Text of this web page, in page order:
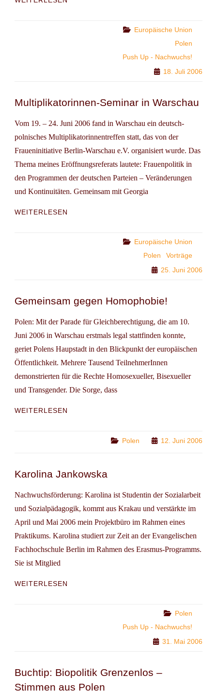
Categories
Europäische Union
Polen
Push Up - Nachwuchs!
18. Juli 2006
Multiplikatorinnen-Seminar in Warschau
Vom 19. – 24. Juni 2006 fand in Warschau ein deutsch-
polnisches Multiplikatorinnentreffen statt, das von der
Fraueninitiative Berlin-Warschau e.V. organisiert wurde. Das
Thema meines Eröffnungsreferats lautete: Frauenpolitik in
den Programmen der deutschen Parteien – Veränderungen
und Kontinuitäten. Gemeinsam mit Georgia
WEITERLESEN
Categories
Europäische Union
Polen
Vorträge
25. Juni 2006
Gemeinsam gegen Homophobie!
Polen: Mit der Parade für Gleichberechtigung, die am 10.
Juni 2006 in Warschau erstmals legal stattfinden konnte,
geriet Polens Haupstadt in den Blickpunkt der europäischen
Öffentlichkeit. Mehrere Tausend TeilnehmerInnen
demonstrierten für die Rechte Homosexueller, Bisexueller
und Transgender. Die Sorge, dass
WEITERLESEN
Categories
Polen 12. Juni 2006
Karolina Jankowska
Nachwuchsförderung: Karolina ist Studentin der Sozialarbeit
und Sozialpädagogik, kommt aus Krakau und verstärkte im
April und Mai 2006 mein Projektbüro im Rahmen eines
Praktikums. Karolina studiert zur Zeit an der Evangelischen
Fachhochschule Berlin im Rahmen des Erasmus-Programms.
Sie ist Mitglied
WEITERLESEN
Categories
Polen
Push Up - Nachwuchs!
31. Mai 2006
Buchtip: Biopolitik Grenzenlos –
Stimmen aus Polen